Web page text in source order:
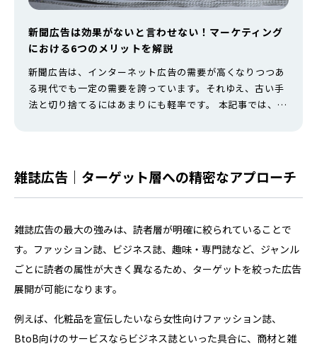
新聞広告は効果がないと言わせない！マーケティング
における6つのメリットを解説
新聞広告は、インターネット広告の需要が高くなりつつあ
る現代でも一定の需要を誇っています。それゆえ、古い手
法と切り捨てるにはあまりにも軽率です。 本記事では、新
しているので、気になっている人はぜひ参考にしてくださ
い。 新聞広告とは 新聞広告とは、…
雑誌広告｜ターゲット層への精密なアプローチ
雑誌広告の最大の強みは、読者層が明確に絞られていることで
す。ファッション誌、ビジネス誌、趣味・専門誌など、ジャンル
ごとに読者の属性が大きく異なるため、ターゲットを絞った広告
展開が可能になります。
例えば、化粧品を宣伝したいなら女性向けファッション誌、
BtoB向けのサービスならビジネス誌といった具合に、商材と雑